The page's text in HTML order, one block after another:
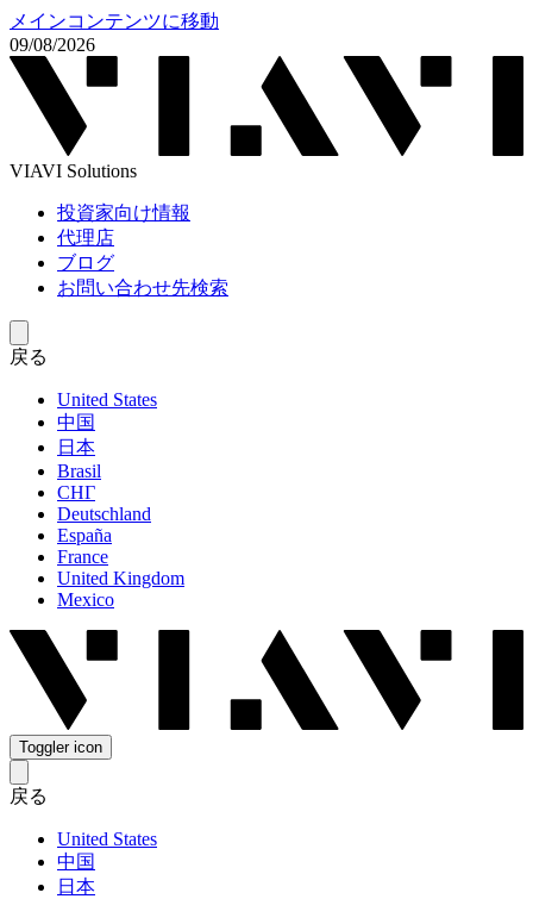
メインコンテンツに移動
09/08/2026
VIAVI Solutions
投資家向け情報
代理店
ブログ
お問い合わせ先検索
戻る
United States
中国
日本
Brasil
СНГ
Deutschland
España
France
United Kingdom
Mexico
Toggler icon
戻る
United States
中国
日本